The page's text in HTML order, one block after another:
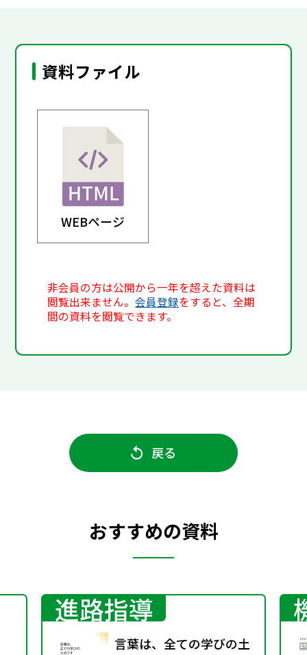
資料ファイル
WEBページ
非会員の方は公開から一年を超えた資料は
閲覧出来ません。会員登録をすると、全期
間の資料を閲覧できます。
戻る
おすすめの資料
進路指導
言葉は、全ての学びの土